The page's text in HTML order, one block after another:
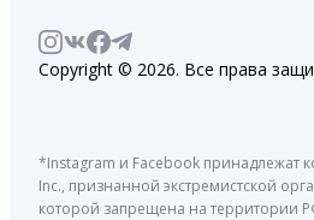
Copyright © 2026. Все права
*Instagram и Facebook принадлежат
Inc., признанной экстремистской
которой запрещена на территории